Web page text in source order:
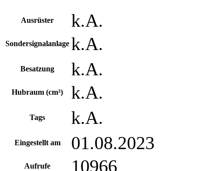
Ausrüster k.A.
Sondersignalanlage k.A.
Besatzung k.A.
Hubraum (cm³) k.A.
Tags k.A.
Eingestellt am 01.08.2023
Aufrufe 10966